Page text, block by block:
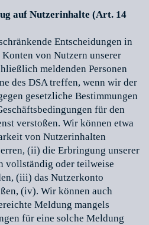
auf Nutzerinhalte (Art. 14
Entscheidungen in
von Nutzern unserer
meldenden Personen
des DSA treffen, wenn wir der
gesetzliche Bestimmungen
für den
verstoßen. Wir können etwa
von Nutzerinhalten
(ii) die Erbringung unserer
vollständig oder teilweise
(iii) das Nutzerkonto
(iv). Wir können auch
Meldung mangels
für eine solche Meldung